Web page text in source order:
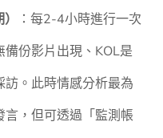
：每2-4小時進行一次
份影片出現、KOL是
。此時情感分析最為
，但可透過「監測帳